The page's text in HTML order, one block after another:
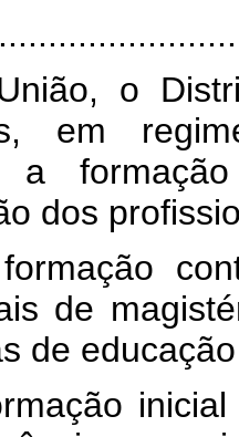
o
em
a
dos
de
de
inicial